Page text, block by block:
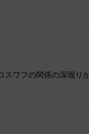
ワフの関係の深堀り